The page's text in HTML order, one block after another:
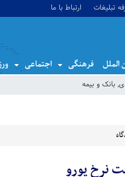
تبلیغات ارتباط با ما
الملل فرهنگی اجتماعی
, بانک و بیمه
نرخ یورو